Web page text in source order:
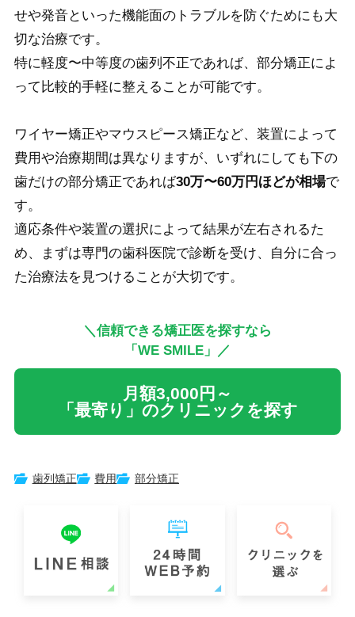
せや発音といった機能面のトラブルを防ぐためにも大
切な治療です。
特に軽度〜中等度の歯列不正であれば、部分矯正によ
って比較的手軽に整えることが可能です。
ワイヤー矯正やマウスピース矯正など、装置によって
費用や治療期間は異なりますが、いずれにしても下の
歯だけの部分矯正であれば30万〜60万円ほどが相場で
す。
適応条件や装置の選択によって結果が左右されるた
め、まずは専門の歯科医院で診断を受け、自分に合っ
た治療法を見つけることが大切です。
＼信頼できる矯正医を探すなら
「WE SMILE」／
月額3,000円～
「最寄り」のクリニックを探す
歯列矯正 費用 部分矯正